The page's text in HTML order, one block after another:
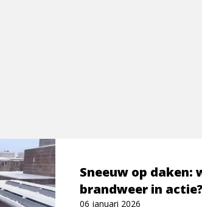
Sneeuw op daken:
brandweer in actie?
06 januari 2026